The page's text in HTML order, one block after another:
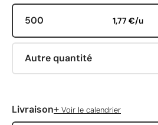
500 1,77 €/u
Autre quantité
Livraison+ Voir le calendrier